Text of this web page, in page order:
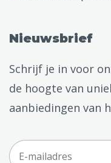
Nieuwsbrief
Schrijf je in voor
de hoogte van
aanbiedingen van